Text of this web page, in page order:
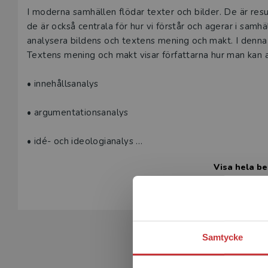
Samtycke
Beskrivning
I moderna samhällen flödar texter och bilder. De är
de är också centrala för hur vi förstår och agerar i
analysera bildens och textens mening och makt. I
Textens mening och makt visar författarna hur man
• innehållsanalys
• argumentationsanalys
• idé- och ideologianalys
• kritisk diskursanalys (CDA)
Visa hela